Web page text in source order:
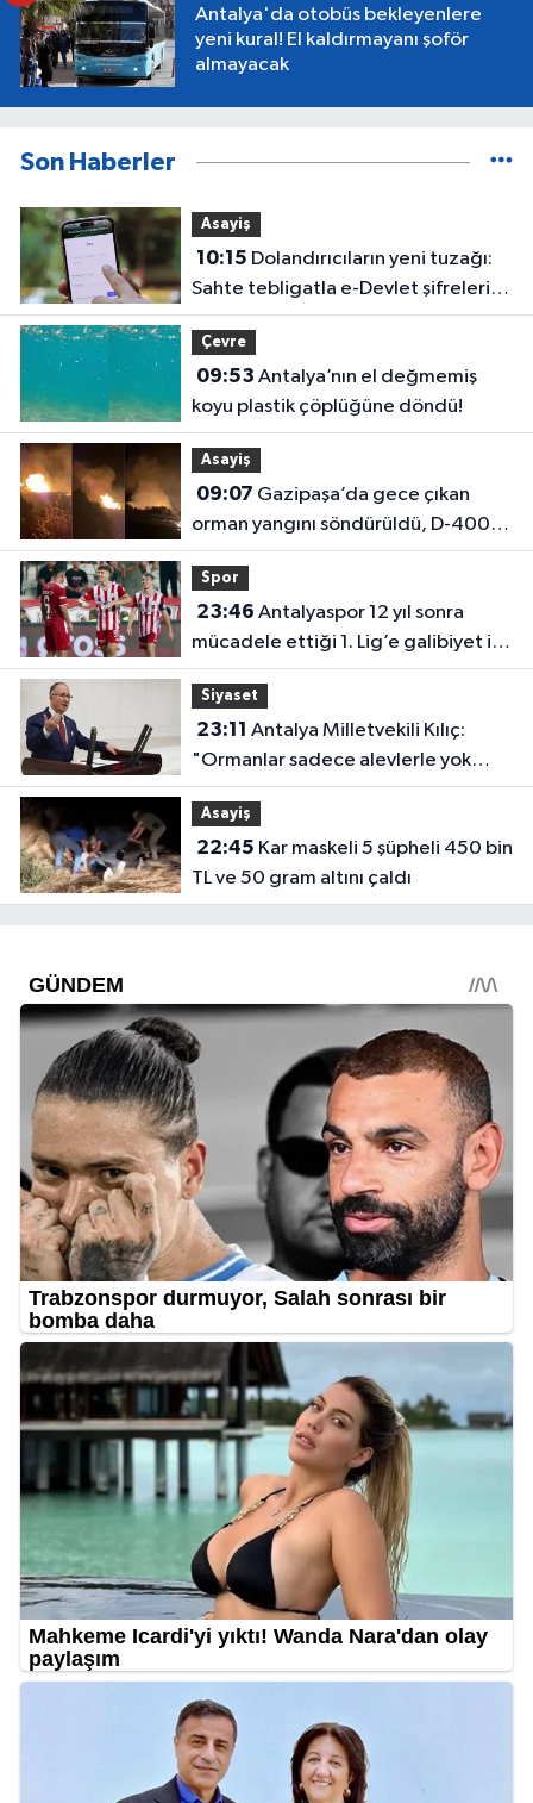
Antalya'da otobüs bekleyenlere
yeni kural! El kaldırmayanı şoför
almayacak
Son Haberler
Asayiş
10:15
Sahte tebligatla e-Devlet şifrelerini
çalıyorlar
Çevre
09:53
koyu plastik çöplüğüne döndü!
Asayiş
09:07
orman yangını söndürüldü, D-400
trafiğe açıldı
Spor
23:46
mücadele ettiği 1. Lig’e galibiyet ile
başladı
Siyaset
23:11
"Ormanlar sadece alevlerle yok
olmuyor"
Asayiş
22:45
TL ve 50 gram altını çaldı